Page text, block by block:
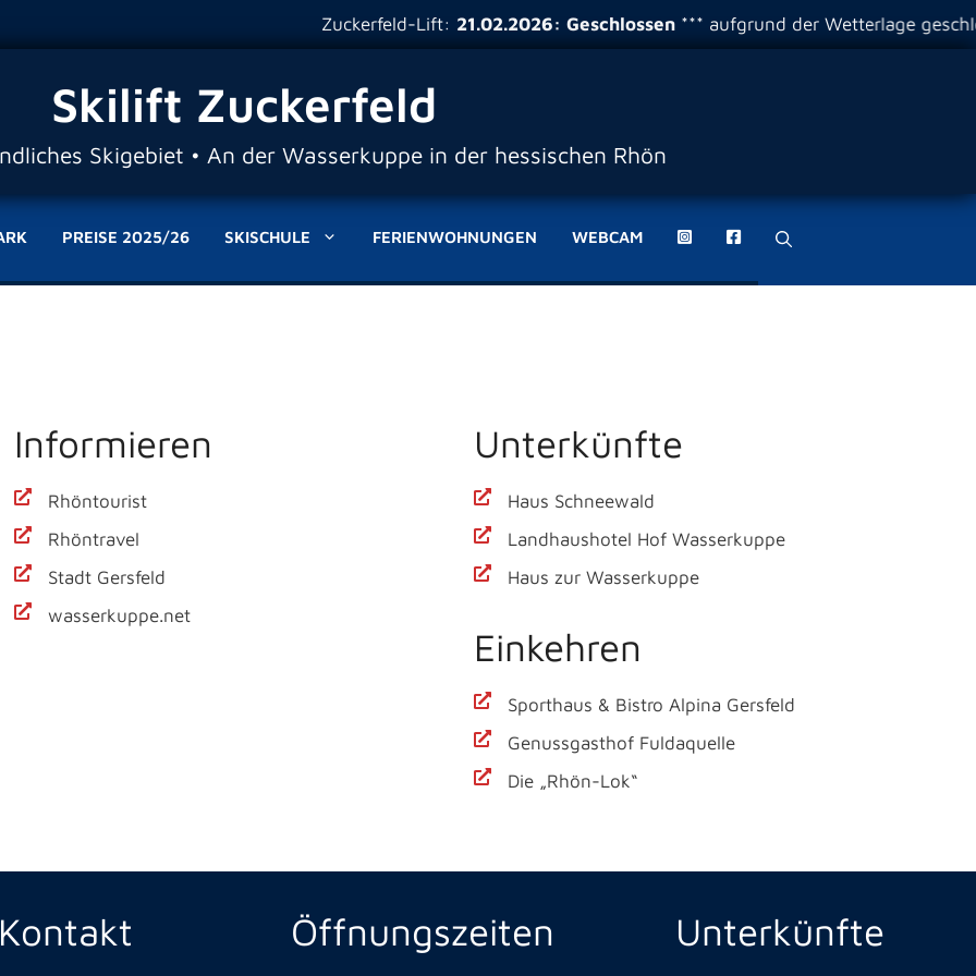
Zuckerfeld-Lift:21.02.2026: Geschlossen*** aufgrund der Wetterlage
Skilift Zuckerfeld
Skigebiet • An der Wasserkuppe in der hessischen Rhön
PREISE 2025/26 SKISCHULE FERIENWOHNUNGEN WEBCAM
Informieren
Rhöntourist
Rhöntravel
Stadt Gersfeld
wasserkuppe.net
Unterkünfte
Haus Schneewald
Landhaushotel Hof Wasserkuppe
Haus zur Wasserkuppe
Einkehren
Sporthaus & Bistro Alpina Gersfeld
Genussgasthof Fuldaquelle
Die „Rhön-Lok“
Kontakt Öffnungszeiten Unterkünfte